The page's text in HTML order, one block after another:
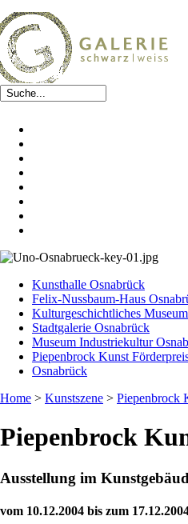
Kunsthalle Osnabrück
Felix-Nussbaum-Haus
Kulturgeschichtliches
Stadtgalerie Osnabrück
Museum Industriekultur
Piepenbrock Kunst
Osnabrück
Home > Kunstszene > Piepenbrock
Piepenbrock
Ausstellung im
vom 10.12.2004 bis zum